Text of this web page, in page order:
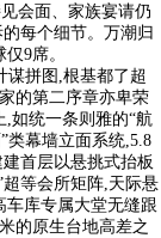
会面、家族宴请仍
每个细节。万潮归
9席。
拼图,根基都了超
的第二序章亦卑荣
,如统一条则雅的“航
类幕墙立面系统,5.8
首层以悬挑式抬板
超等会所矩阵,天际悬
车库专属大堂无缝跟
的原生台地高差之